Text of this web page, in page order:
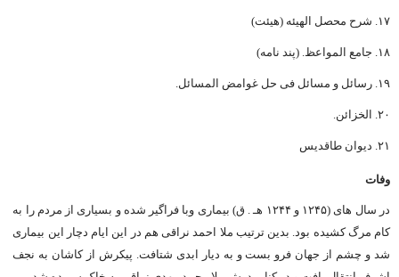
۱۷. شرح محصل الهیئه (هیئت)
۱۸. جامع المواعظ. (پند نامه)
۱۹. رسائل و مسائل فی حل غوامض المسائل.
۲۰. الخزائن.
۲۱. دیوان طاقدیس
وفات
در سال های (۱۲۴۵ و ۱۲۴۴ هـ . ق) بیماری وبا فراگیر شده و بسیاری از مردم را به
کام مرگ کشیده بود. بدین ترتیب ملا احمد نراقی هم در این ایام دچار این بیماری
شد و چشم از جهان فرو بست و به دیار ابدی شتافت. پیکرش از کاشان به نجف